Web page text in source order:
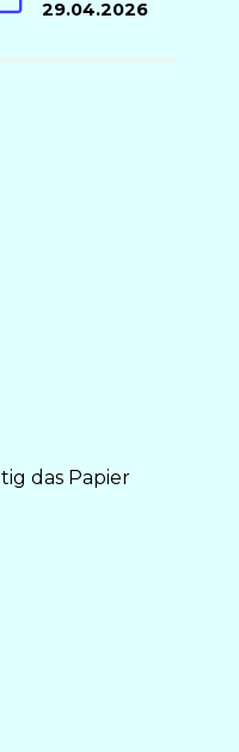
29.04.2026
das Papier